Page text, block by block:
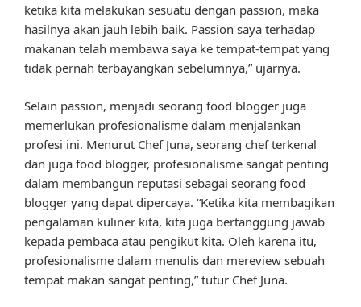
ketika kita melakukan sesuatu dengan passion, maka
hasilnya akan jauh lebih baik. Passion saya terhadap
makanan telah membawa saya ke tempat-tempat yang
tidak pernah terbayangkan sebelumnya,” ujarnya.
Selain passion, menjadi seorang food blogger juga
memerlukan profesionalisme dalam menjalankan
profesi ini. Menurut Chef Juna, seorang chef terkenal
dan juga food blogger, profesionalisme sangat penting
dalam membangun reputasi sebagai seorang food
blogger yang dapat dipercaya. “Ketika kita membagikan
pengalaman kuliner kita, kita juga bertanggung jawab
kepada pembaca atau pengikut kita. Oleh karena itu,
profesionalisme dalam menulis dan mereview sebuah
tempat makan sangat penting,” tutur Chef Juna.